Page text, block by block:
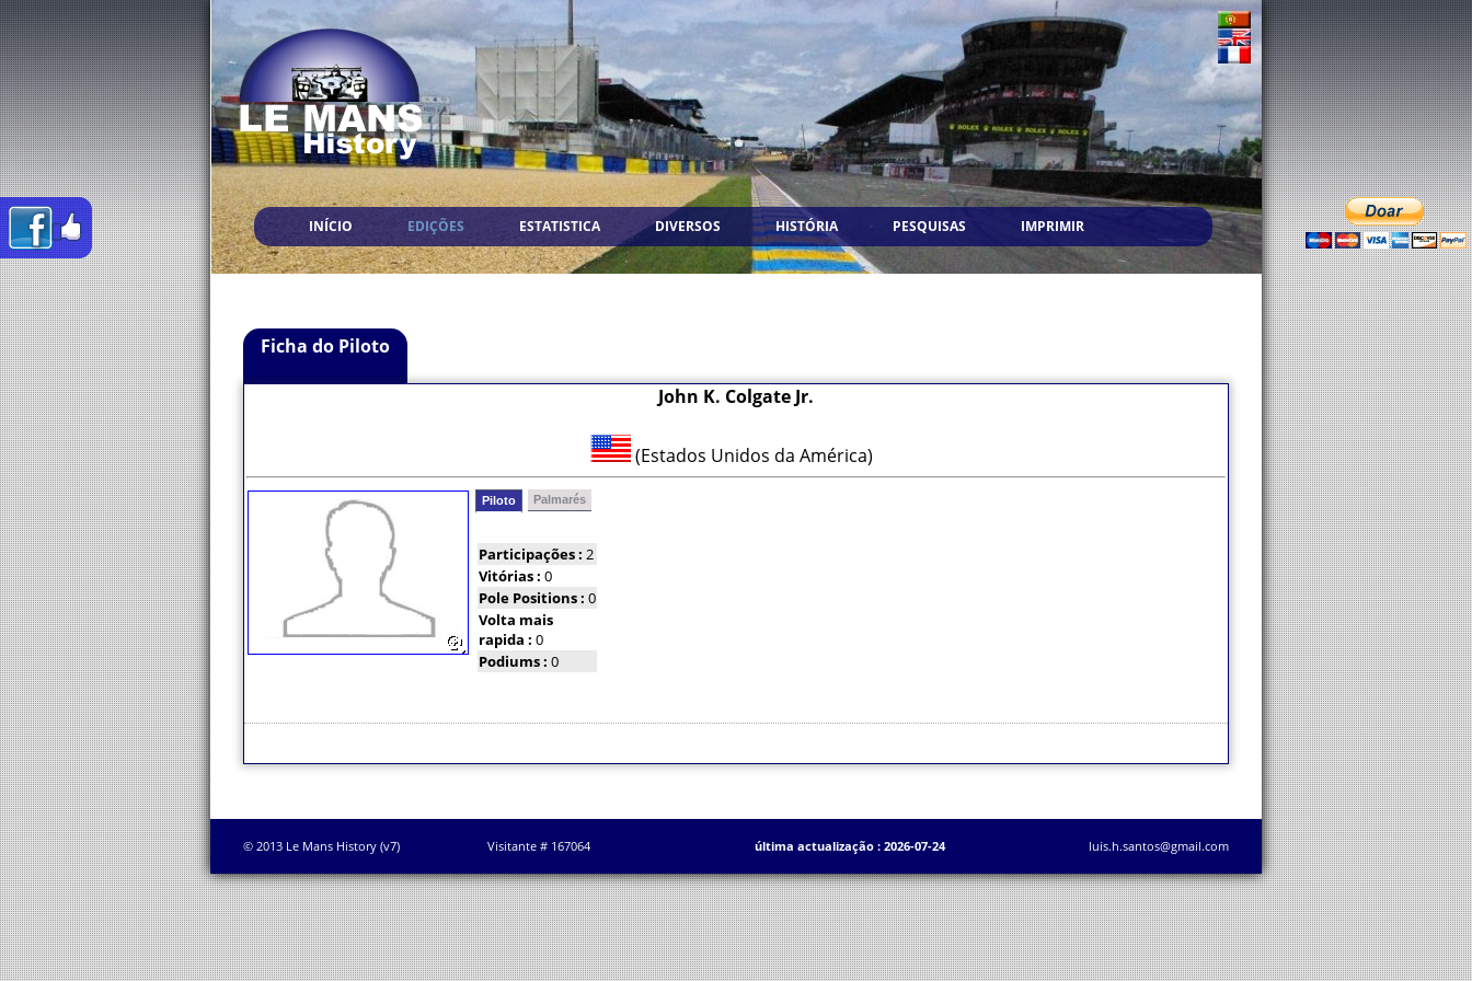
INÍCIO EDIÇÕES ESTATISTICA DIVERSOS HISTÓRIA PESQUISAS IMPRIMIR
Ficha do Piloto
John K. Colgate Jr.
(Estados Unidos da América)
Piloto Palmarés
Participações : 2
Vitórias : 0
Pole Positions : 0
Volta mais
rapida : 0
Podiums : 0
© 2013 Le Mans History (v7) Visitante # 167064 última actualização : 2026-07-24 luis.h.santos@gmail.com